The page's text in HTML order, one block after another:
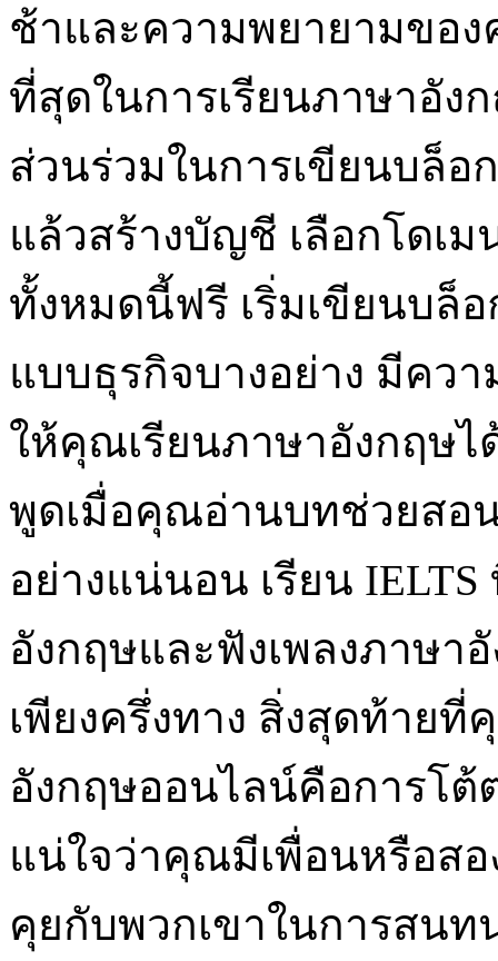
ช้าและความพยายามขอ
ที่สุดในการเรียนภาษาอัง
ส่วนร่วมในการเขียนบล็อ
แล้วสร้างบัญชี เลือกโดเ
ทั้งหมดนี้ฟรี เริ่มเขียนบล็
แบบธุรกิจบางอย่าง มีคว
ให้คุณเรียนภาษาอังกฤษไ
พูดเมื่อคุณอ่านบทช่วยสอ
อย่างแน่นอน เรียน
อังกฤษและฟังเพลงภาษา
เพียงครึ่งทาง สิ่งสุดท้าย
อังกฤษออนไลน์คือการโ
แน่ใจว่าคุณมีเพื่อนหรือส
คุยกับพวกเขาในการสน